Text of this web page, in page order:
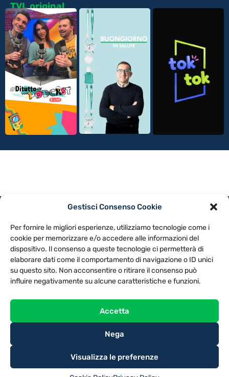
Gestisci Consenso Cookie
Per fornire le migliori esperienze, utilizziamo tecnologie come i
cookie per memorizzare e/o accedere alle informazioni del
dispositivo. Il consenso a queste tecnologie ci permetterà di
elaborare dati come il comportamento di navigazione o ID unici
su questo sito. Non acconsentire o ritirare il consenso può
influire negativamente su alcune caratteristiche e funzioni.
Accetta
Nega
Visualizza le preferenze
TVL original
NOTE LEGALI
CONTATTACI PREFERENZE
TV LIBERA S.P.A.
Via Monteleonese 95/21 – 51100 Pistoia (PT)
Tel. 0573.9136 / Fax 0573.913615